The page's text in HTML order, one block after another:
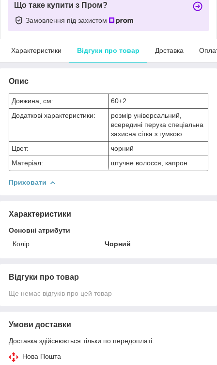
Що таке купити з Пром?
Замовлення під захистом
Характеристики Відгуки про товар Доставка
Опис
Довжина, см:
60±2
Додаткові характеристики:
розмір універсальний,
всередині перука спеціальна
захисна сітка з гумкою
Цвет:
чорний
Матеріал:
штучне волосся, капрон
Приховати
Характеристики
Основні атрибути
Колір
Чорний
Відгуки про товар
Ще немає відгуків про цей товар
Умови доставки
Доставка здійснюється тільки по передоплаті.
Нова Пошта